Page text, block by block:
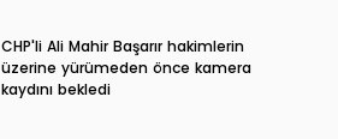
CHP'li Ali Mahir Başarır hakimlerin
üzerine yürümeden önce kamera
kaydını bekledi